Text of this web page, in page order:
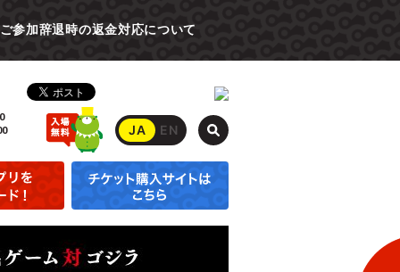
参加辞退時の返金対応について
JA EN